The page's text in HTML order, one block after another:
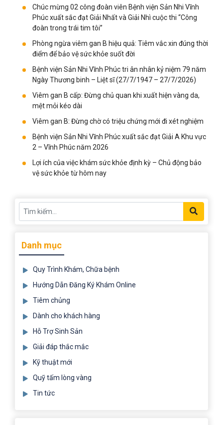
Chúc mừng 02 công đoàn viên Bệnh viện Sản Nhi Vĩnh
Phúc xuất sắc đạt Giải Nhất và Giải Nhì cuộc thi “Công
đoàn trong trái tim tôi”
Phòng ngừa viêm gan B hiệu quả: Tiêm vắc xin đúng thời
điểm để bảo vệ sức khỏe suốt đời
Bệnh viện Sản Nhi Vĩnh Phúc tri ân nhân kỷ niệm 79 năm
Ngày Thương binh – Liệt sĩ (27/7/1947 – 27/7/2026)
Viêm gan B cấp: Đừng chủ quan khi xuất hiện vàng da,
mệt mỏi kéo dài
Viêm gan B: Đừng chờ có triệu chứng mới đi xét nghiệm
Bệnh viện Sản Nhi Vĩnh Phúc xuất sắc đạt Giải A Khu vực
2 – Vĩnh Phúc năm 2026
Lợi ích của việc khám sức khỏe định kỳ – Chủ động bảo
vệ sức khỏe từ hôm nay
Danh mục
Quy Trình Khám, Chữa bệnh
Hướng Dẫn Đăng Ký Khám Online
Tiêm chủng
Dành cho khách hàng
Hỗ Trợ Sinh Sản
Giải đáp thắc mắc
Kỹ thuật mới
Quỹ tấm lòng vàng
Tin tức